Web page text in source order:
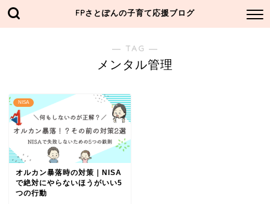
FPさとぽんの子育て応援ブログ
― TAG ―
メンタル管理
NISA
オルカン暴落時の対策｜NISA
で絶対にやらないほうがいい5
つの行動